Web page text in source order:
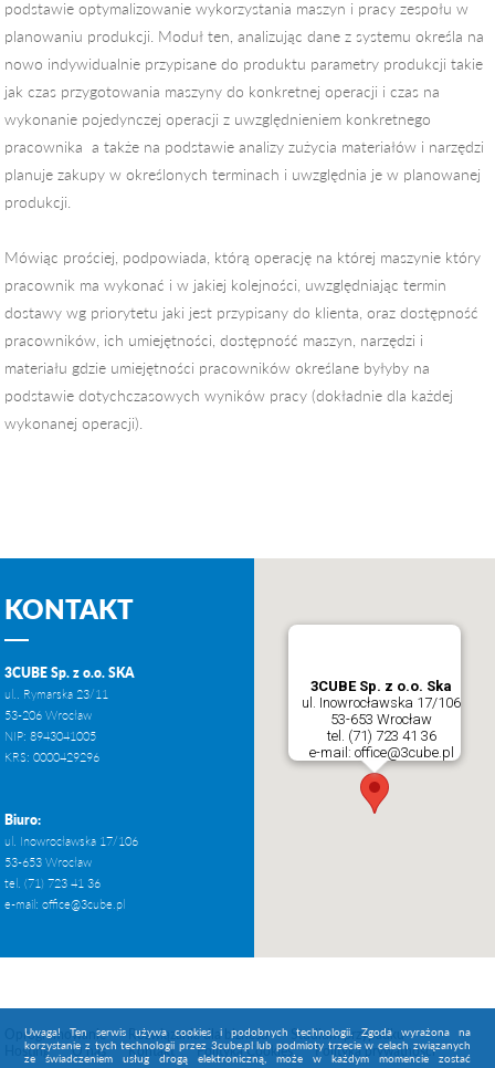
podstawie optymalizowanie wykorzystania maszyn i pracy zespołu w
planowaniu produkcji. Moduł ten, analizując dane z systemu określa na
nowo indywidualnie przypisane do produktu parametry produkcji takie
jak czas przygotowania maszyny do konkretnej operacji i czas na
wykonanie pojedynczej operacji z uwzględnieniem konkretnego
pracownika a także na podstawie analizy zużycia materiałów i narzędzi
planuje zakupy w określonych terminach i uwzględnia je w planowanej
produkcji.
Mówiąc prościej, podpowiada, którą operację na której maszynie który
pracownik ma wykonać i w jakiej kolejności, uwzględniając termin
dostawy wg priorytetu jaki jest przypisany do klienta, oraz dostępność
pracowników, ich umiejętności, dostępność maszyn, narzędzi i
materiału gdzie umiejętności pracowników określane byłyby na
podstawie dotychczasowych wyników pracy (dokładnie dla każdej
wykonanej operacji).
KONTAKT
3CUBE Sp. z o.o. SKA
ul.. Rymarska 23/11
53-206 Wrocław
NIP: 8943041005
KRS: 0000429296
Biuro:
ul. Inowrocławska 17/106
53-653 Wrocław
tel. (71) 723 41 36
e-mail:office@3cube.pl
3CUBE Sp. z o.o. Ska
ul. Inowrocławska 17/106
53-653 Wrocław
tel. (71) 723 41 36
e-mail: office@3cube.pl
Oprogramowanie Rozwiązania dla biznesu
Studium przypadku
Hosting
O nas Kontakt Polityka Cookies Polityka prywatności
Uwaga! Ten serwis używa cookies i podobnych technologii. Zgoda wyrażona na
korzystanie z tych technologii przez 3cube.pl lub podmioty trzecie w celach związanych
ze świadczeniem usług drogą elektroniczną, może w każdym momencie zostać